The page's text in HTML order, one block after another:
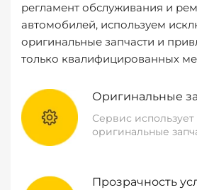
регламент обслуживания и
автомобилей, используем
оригинальные запчасти и
только квалифицированных
Оригинальные
Сервис использует
оригинальные
Прозрачность